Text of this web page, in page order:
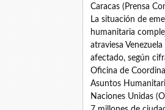
Caracas (Prensa
La situación de
humanitaria
atraviesa Venezuela
afectado, según
Oficina de
Asuntos
Naciones Unidas